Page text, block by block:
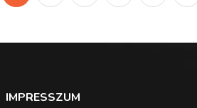
IMPRESSZUM